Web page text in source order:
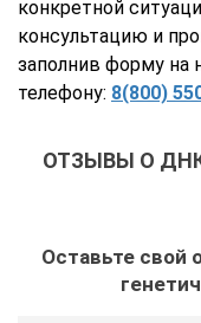
конкретной
консультацию и
заполнив форму на
телефону: 8(800)
ОТЗЫВЫ О
Оставьте свой